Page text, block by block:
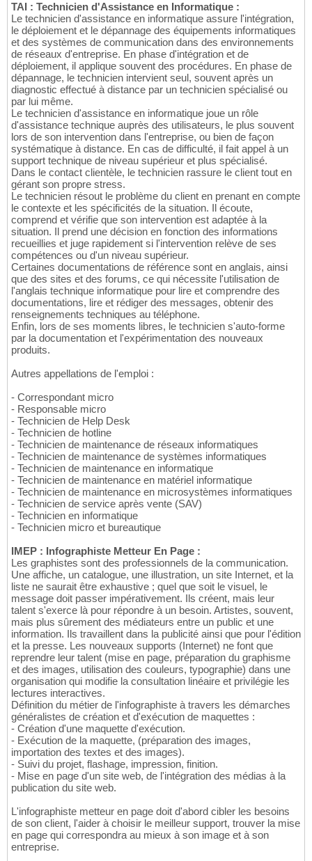
TAI : Technicien d'Assistance en Informatique :
Le technicien d'assistance en informatique assure l'intégration,
le déploiement et le dépannage des équipements informatiques
et des systèmes de communication dans des environnements
de réseaux d'entreprise. En phase d'intégration et de
déploiement, il applique souvent des procédures. En phase de
dépannage, le technicien intervient seul, souvent après un
diagnostic effectué à distance par un technicien spécialisé ou
par lui même.
Le technicien d'assistance en informatique joue un rôle
d'assistance technique auprès des utilisateurs, le plus souvent
lors de son intervention dans l'entreprise, ou bien de façon
systématique à distance. En cas de difficulté, il fait appel à un
support technique de niveau supérieur et plus spécialisé.
Dans le contact clientèle, le technicien rassure le client tout en
gérant son propre stress.
Le technicien résout le problème du client en prenant en compte
le contexte et les spécificités de la situation. Il écoute,
comprend et vérifie que son intervention est adaptée à la
situation. Il prend une décision en fonction des informations
recueillies et juge rapidement si l'intervention relève de ses
compétences ou d'un niveau supérieur.
Certaines documentations de référence sont en anglais, ainsi
que des sites et des forums, ce qui nécessite l'utilisation de
l'anglais technique informatique pour lire et comprendre des
documentations, lire et rédiger des messages, obtenir des
renseignements techniques au téléphone.
Enfin, lors de ses moments libres, le technicien s'auto-forme
par la documentation et l'expérimentation des nouveaux
produits.
Autres appellations de l'emploi :
- Correspondant micro
- Responsable micro
- Technicien de Help Desk
- Technicien de hotline
- Technicien de maintenance de réseaux informatiques
- Technicien de maintenance de systèmes informatiques
- Technicien de maintenance en informatique
- Technicien de maintenance en matériel informatique
- Technicien de maintenance en microsystèmes informatiques
- Technicien de service après vente (SAV)
- Technicien en informatique
- Technicien micro et bureautique
IMEP : Infographiste Metteur En Page :
Les graphistes sont des professionnels de la communication.
Une affiche, un catalogue, une illustration, un site Internet, et la
liste ne saurait être exhaustive ; quel que soit le visuel, le
message doit passer impérativement. Ils créent, mais leur
talent s'exerce là pour répondre à un besoin. Artistes, souvent,
mais plus sûrement des médiateurs entre un public et une
information. Ils travaillent dans la publicité ainsi que pour l'édition
et la presse. Les nouveaux supports (Internet) ne font que
reprendre leur talent (mise en page, préparation du graphisme
et des images, utilisation des couleurs, typographie) dans une
organisation qui modifie la consultation linéaire et privilégie les
lectures interactives.
Définition du métier de l'infographiste à travers les démarches
généralistes de création et d'exécution de maquettes :
- Création d'une maquette d'exécution.
- Exécution de la maquette, (préparation des images,
importation des textes et des images).
- Suivi du projet, flashage, impression, finition.
- Mise en page d'un site web, de l'intégration des médias à la
publication du site web.
L'infographiste metteur en page doit d'abord cibler les besoins
de son client, l'aider à choisir le meilleur support, trouver la mise
en page qui correspondra au mieux à son image et à son
entreprise.